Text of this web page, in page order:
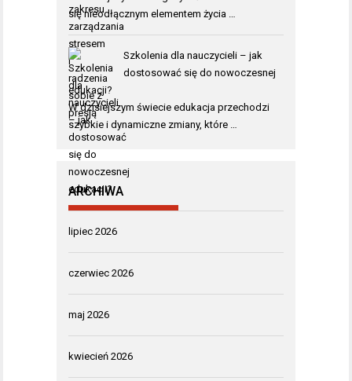
się nieodłącznym elementem życia …
Szkolenia dla nauczycieli – jak
dostosować się do nowoczesnej
edukacji?
W dzisiejszym świecie edukacja przechodzi
szybkie i dynamiczne zmiany, które …
ARCHIWA
lipiec 2026
czerwiec 2026
maj 2026
kwiecień 2026